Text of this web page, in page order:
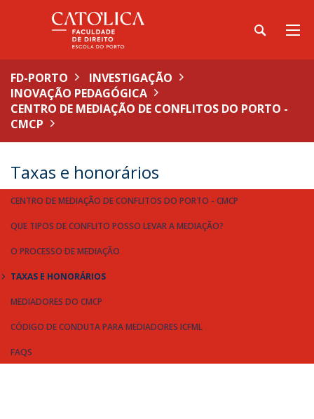
FD-PORTO
INVESTIGAÇÃO
INOVAÇÃO PEDAGÓGICA
CENTRO DE MEDIAÇÃO DE CONFLITOS DO PORTO -
CMCP
Taxas e honorários
CENTRO DE MEDIAÇÃO DE CONFLITOS DO PORTO - CMCP
QUE TIPOS DE CONFLITO POSSO LEVAR A MEDIAÇÃO?
O PROCESSO DE MEDIAÇÃO
TAXAS E HONORÁRIOS
MEDIADORES DO CMCP
CÓDIGO DE CONDUTA PARA MEDIADORES ICFML
FAQS